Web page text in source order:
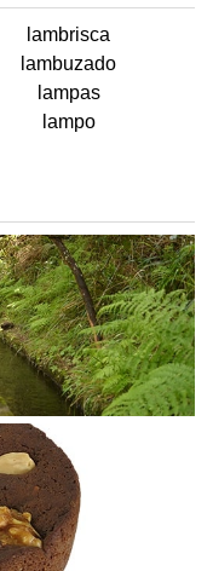
lambrisca
lambuzado
lampas
lampo